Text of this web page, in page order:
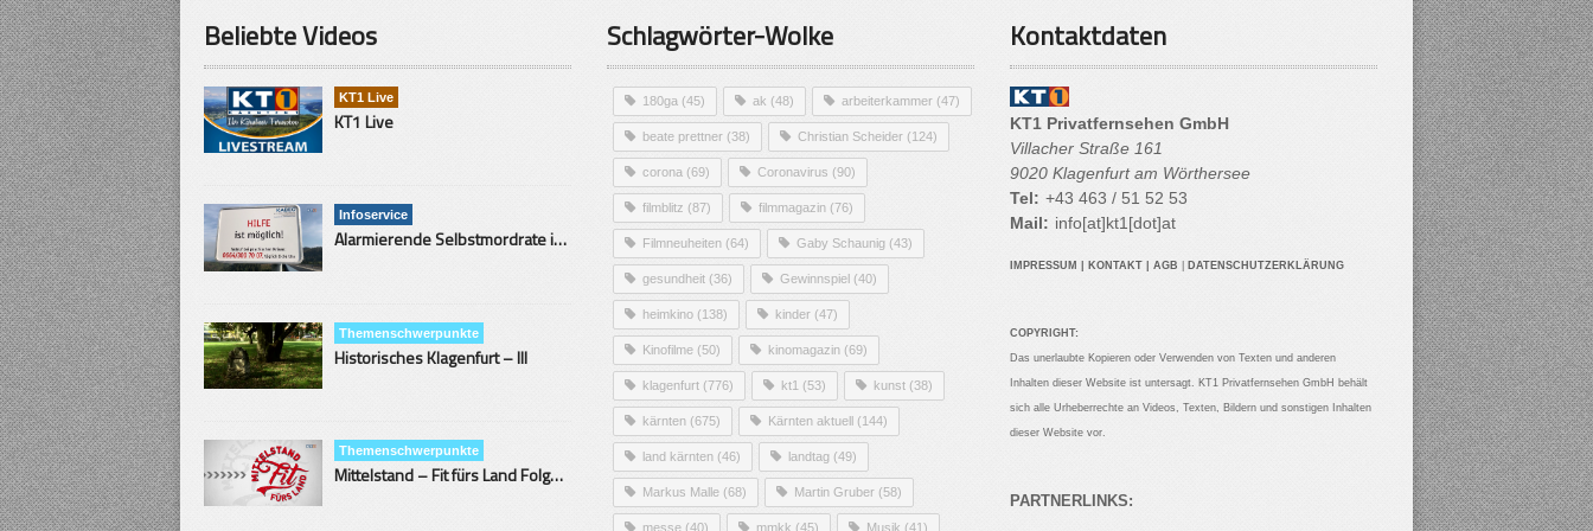
Beliebte Videos
KT1 Live
KT1 Live
Infoservice
Alarmierende Selbstmordrate in Kärnten
Themenschwerpunkte
Historisches Klagenfurt – III
Themenschwerpunkte
Mittelstand – Fit fürs Land Folge 9- Konditor
Schlagwörter-Wolke
180ga (45) ak (48) arbeiterkammer (47)
beate prettner (38) Christian Scheider (124)
corona (69) Coronavirus (90)
filmblitz (87) filmmagazin (76)
Filmneuheiten (64) Gaby Schaunig (43)
gesundheit (36) Gewinnspiel (40)
heimkino (138) kinder (47)
Kinofilme (50) kinomagazin (69)
klagenfurt (776) kt1 (53) kunst (38)
kärnten (675) Kärnten aktuell (144)
land kärnten (46) landtag (49)
Markus Malle (68) Martin Gruber (58)
messe (40) mmkk (45) Musik (41)
Kontaktdaten
KT1 Privatfernsehen GmbH
Villacher Straße 161
9020 Klagenfurt am Wörthersee
Tel: +43 463 / 51 52 53
Mail: info[at]kt1[dot]at
IMPRESSUM KONTAKT AGB DATENSCHUTZERKLÄRUNG
COPYRIGHT:
Das unerlaubte Kopieren oder Verwenden von Texten und anderen
Inhalten dieser Website ist untersagt. KT1 Privatfernsehen GmbH behält
sich alle Urheberrechte an Videos, Texten, Bildern und sonstigen Inhalten
dieser Website vor.
PARTNERLINKS: